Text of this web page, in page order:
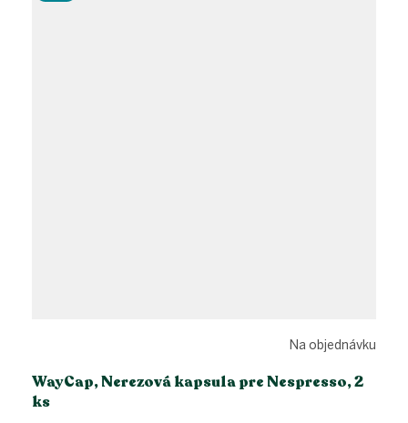
WayCap, Nerezová kapsula pre Nespresso, 2
ks
Na objednávku